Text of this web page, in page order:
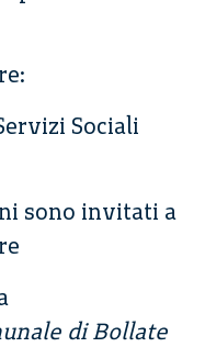
Sociali
sono invitati a
di Bollate